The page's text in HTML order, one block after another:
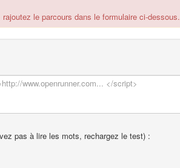
rajoutez le parcours dans le formulaire ci-dessous.
pas à lire les mots, rechargez le test) :